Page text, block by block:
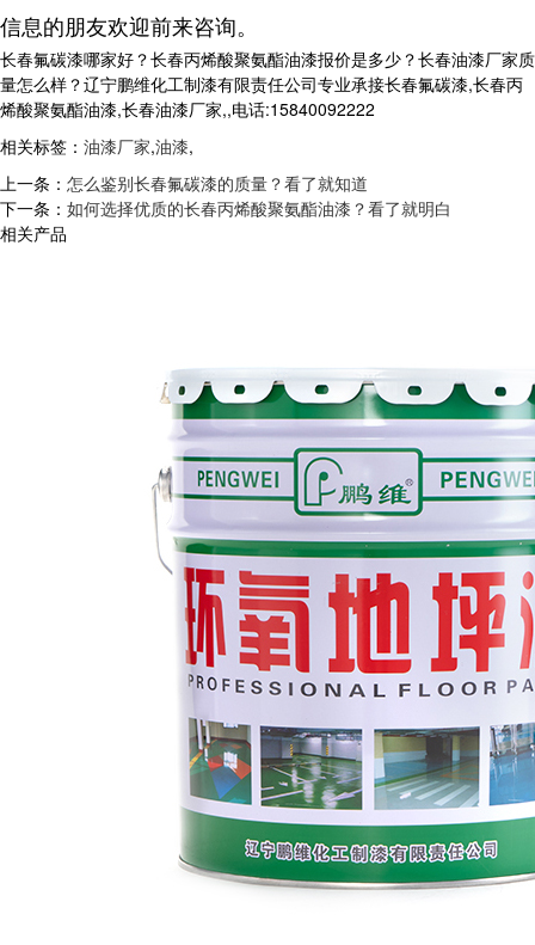
信息的朋友欢迎前来咨询。
长春氟碳漆哪家好？长春丙烯酸聚氨酯油漆报价是多少？长春油漆厂家质
量怎么样？辽宁鹏维化工制漆有限责任公司专业承接长春氟碳漆,长春丙
烯酸聚氨酯油漆,长春油漆厂家,,电话:15840092222
相关标签： 油漆厂家,油漆,
上一条： 怎么鉴别长春氟碳漆的质量？看了就知道
下一条： 如何选择优质的长春丙烯酸聚氨酯油漆？看了就明白
相关产品